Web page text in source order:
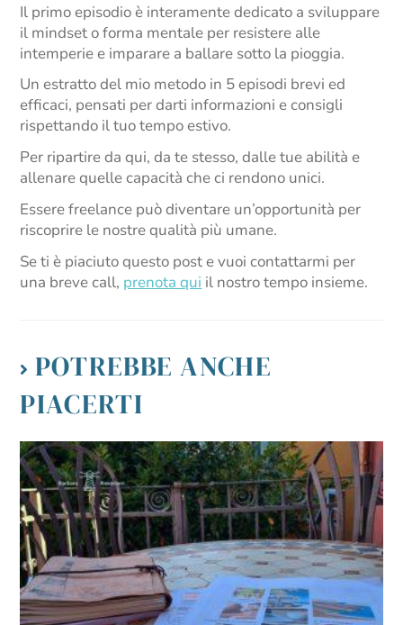
Il primo episodio è interamente dedicato a sviluppare
il mindset o forma mentale per resistere alle
intemperie e imparare a ballare sotto la pioggia.
Un estratto del mio metodo in 5 episodi brevi ed
efficaci, pensati per darti informazioni e consigli
rispettando il tuo tempo estivo.
Per ripartire da qui, da te stesso, dalle tue abilità e
allenare quelle capacità che ci rendono unici.
Essere freelance può diventare un’opportunità per
riscoprire le nostre qualità più umane.
Se ti è piaciuto questo post e vuoi contattarmi per
una breve call, prenota qui il nostro tempo insieme.
POTREBBE ANCHE
PIACERTI